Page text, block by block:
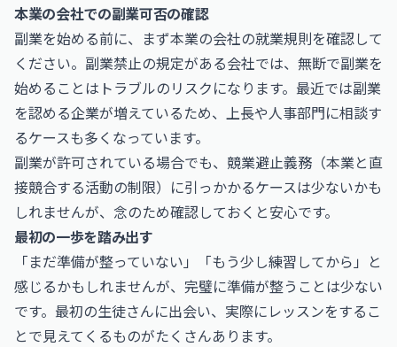
本業の会社での副業可否の確認
副業を始める前に、まず本業の会社の就業規則を確認して
ください。副業禁止の規定がある会社では、無断で副業を
始めることはトラブルのリスクになります。最近では副業
を認める企業が増えているため、上長や人事部門に相談す
るケースも多くなっています。
副業が許可されている場合でも、競業避止義務（本業と直
接競合する活動の制限）に引っかかるケースは少ないかも
しれませんが、念のため確認しておくと安心です。
最初の一歩を踏み出す
「まだ準備が整っていない」「もう少し練習してから」と
感じるかもしれませんが、完璧に準備が整うことは少ない
です。最初の生徒さんに出会い、実際にレッスンをするこ
とで見えてくるものがたくさんあります。